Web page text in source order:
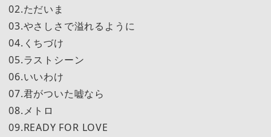
02.ただいま
03.やさしさで溢れるように
04.くちづけ
05.ラストシーン
06.いいわけ
07.君がついた嘘なら
08.メトロ
09.READY FOR LOVE